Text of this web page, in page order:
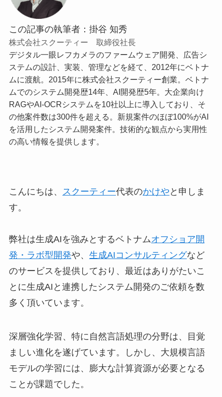
この記事の執筆者：掛谷 知秀
株式会社スクーティー 取締役社長
デジタル一眼レフカメラのファームウェア開発、広告シ
ステムの設計、実装、管理などを経て、2012年にベトナ
ムに渡航。2015年に株式会社スクーティー創業。ベトナ
ムでのシステム開発歴14年、AI開発歴5年。大企業向け
RAGやAI-OCRシステムを10社以上に導入しており、そ
の他案件数は300件を超える。新規案件のほぼ100%がAI
を活用したシステム開発案件。技術的な観点から実用性
の高い情報を提供します。
こんにちは、 スクーティー代表のかけや と申しま
す。
弊社は生成AIを強みとするベトナムオフショア開
発・ラボ型開発や、 生成AIコンサルティングなど
のサービスを提供しており、最近はありがたいこ
とに生成AIと連携したシステム開発のご依頼を数
多く頂いています。
深層強化学習、特に自然言語処理の分野は、目覚
ましい進化を遂げています。しかし、大規模言語
モデルの学習には、膨大な計算資源が必要となる
ことが課題でした。